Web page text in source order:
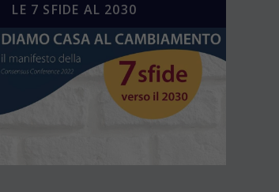
LE 7 SFIDE AL 2030